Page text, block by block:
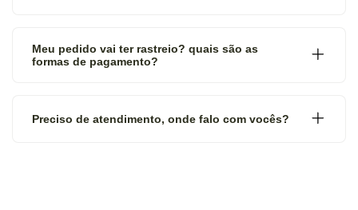
Meu pedido vai ter rastreio? quais são as
formas de pagamento?
Preciso de atendimento, onde falo com vocês?